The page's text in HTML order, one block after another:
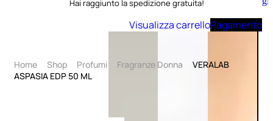
carrello
Hai raggiunto la spedizione gratuita!
Visualizza carrelloPagamento
Home Shop Profumi Fragranze Donna
VERALAB
ASPASIA EDP 50 ML